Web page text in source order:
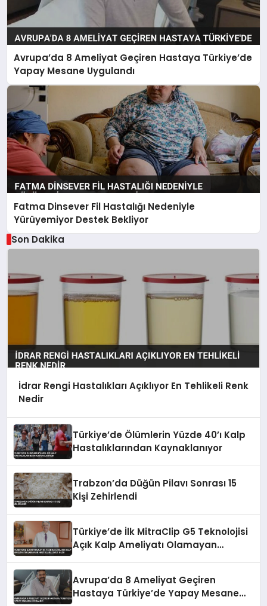
Avrupa’da 8 Ameliyat Geçiren Hastaya Türkiye’de
Yapay Mesane Uygulandı
Fatma Dinsever Fil Hastalığı Nedeniyle
Yürüyemiyor Destek Bekliyor
Son Dakika
İdrar Rengi Hastalıkları Açıklıyor En Tehlikeli Renk
Nedir
Türkiye’de Ölümlerin Yüzde 40’ı Kalp
Hastalıklarından Kaynaklanıyor
Trabzon’da Düğün Pilavı Sonrası 15
Kişi Zehirlendi
Türkiye’de İlk MitraClip G5 Teknolojisi
Açık Kalp Ameliyatı Olamayan
Avrupa’da 8 Ameliyat Geçiren
Hastaya Türkiye’de Yapay Mesane